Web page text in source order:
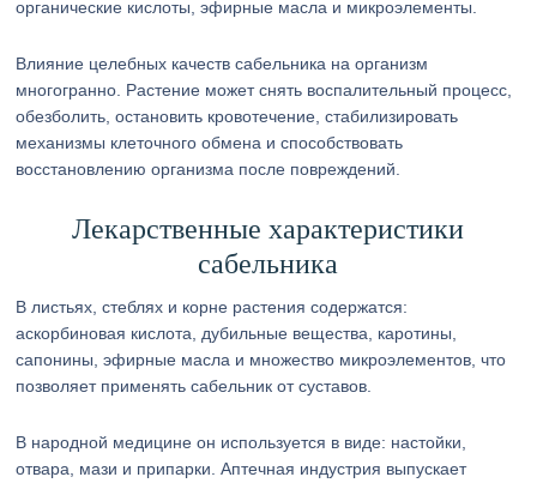
органические кислоты, эфирные масла и микроэлементы.
Влияние целебных качеств сабельника на организм
многогранно. Растение может снять воспалительный процесс,
обезболить, остановить кровотечение, стабилизировать
механизмы клеточного обмена и способствовать
восстановлению организма после повреждений.
Лекарственные характеристики
сабельника
В листьях, стеблях и корне растения содержатся:
аскорбиновая кислота, дубильные вещества, каротины,
сапонины, эфирные масла и множество микроэлементов, что
позволяет применять сабельник от суставов.
В народной медицине он используется в виде: настойки,
отвара, мази и припарки. Аптечная индустрия выпускает